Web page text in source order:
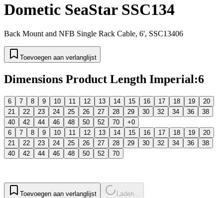
Dometic SeaStar SSC134
Back Mount and NFB Single Rack Cable, 6', SSC13406
Toevoegen aan verlanglijst
Dimensions Product Length Imperial:6
6 7 8 9 10 11 12 13 14 15 16 17 18 19
20
21
22 23 24 25 26 27 28 29 30 32 34 36
38
40
42 44 46 48 50 52 70
+0
6
7 8 9 10 11 12 13 14 15 16 17 18 19
20
21
22 23 24 25 26 27 28 29 30 32 34 36
38
40
42 44 46 48 50 52 70
Toevoegen aan verlanglijst Laden...